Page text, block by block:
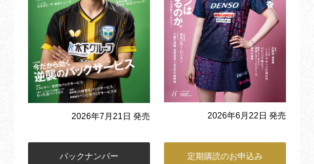
2026年7月21日 発売 2026年6月22日 発売
バックナンバー 定期購読のお申込み